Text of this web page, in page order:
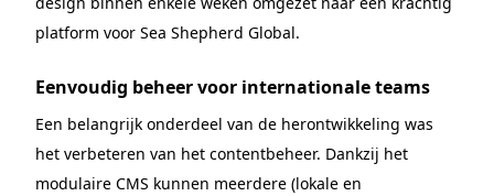
platform voor Sea Shepherd Global.
Eenvoudig beheer voor internationale teams
Een belangrijk onderdeel van de herontwikkeling was
het verbeteren van het contentbeheer. Dankzij het
modulaire CMS kunnen meerdere (lokale en